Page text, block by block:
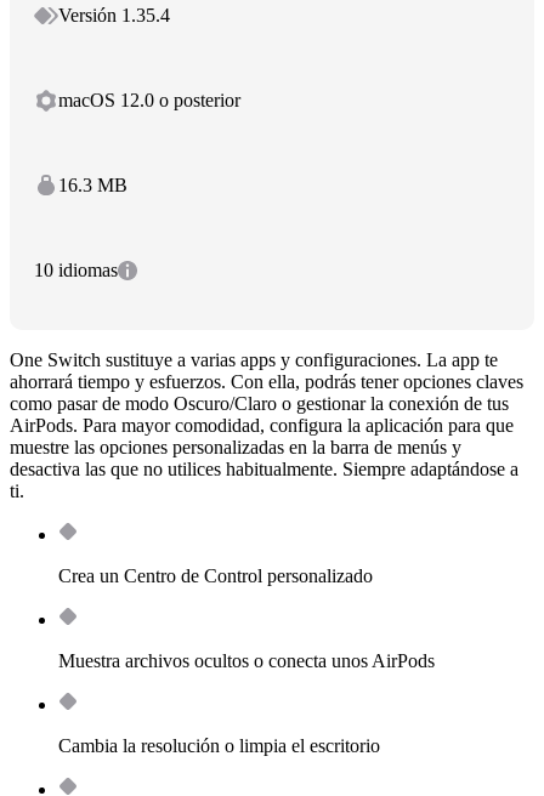
Versión 1.35.4
macOS 12.0 o posterior
16.3 MB
10 idiomas
One Switch sustituye a varias apps y configuraciones. La app te
ahorrará tiempo y esfuerzos. Con ella, podrás tener opciones claves
como pasar de modo Oscuro/Claro o gestionar la conexión de tus
AirPods. Para mayor comodidad, configura la aplicación para que
muestre las opciones personalizadas en la barra de menús y
desactiva las que no utilices habitualmente. Siempre adaptándose a
ti.
Crea un Centro de Control personalizado
Muestra archivos ocultos o conecta unos AirPods
Cambia la resolución o limpia el escritorio